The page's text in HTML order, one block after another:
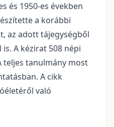
és 1950-es években
a korábbi
az adott tájegységből
A kézirat 508 népi
teljes tanulmány most
A cikk
való